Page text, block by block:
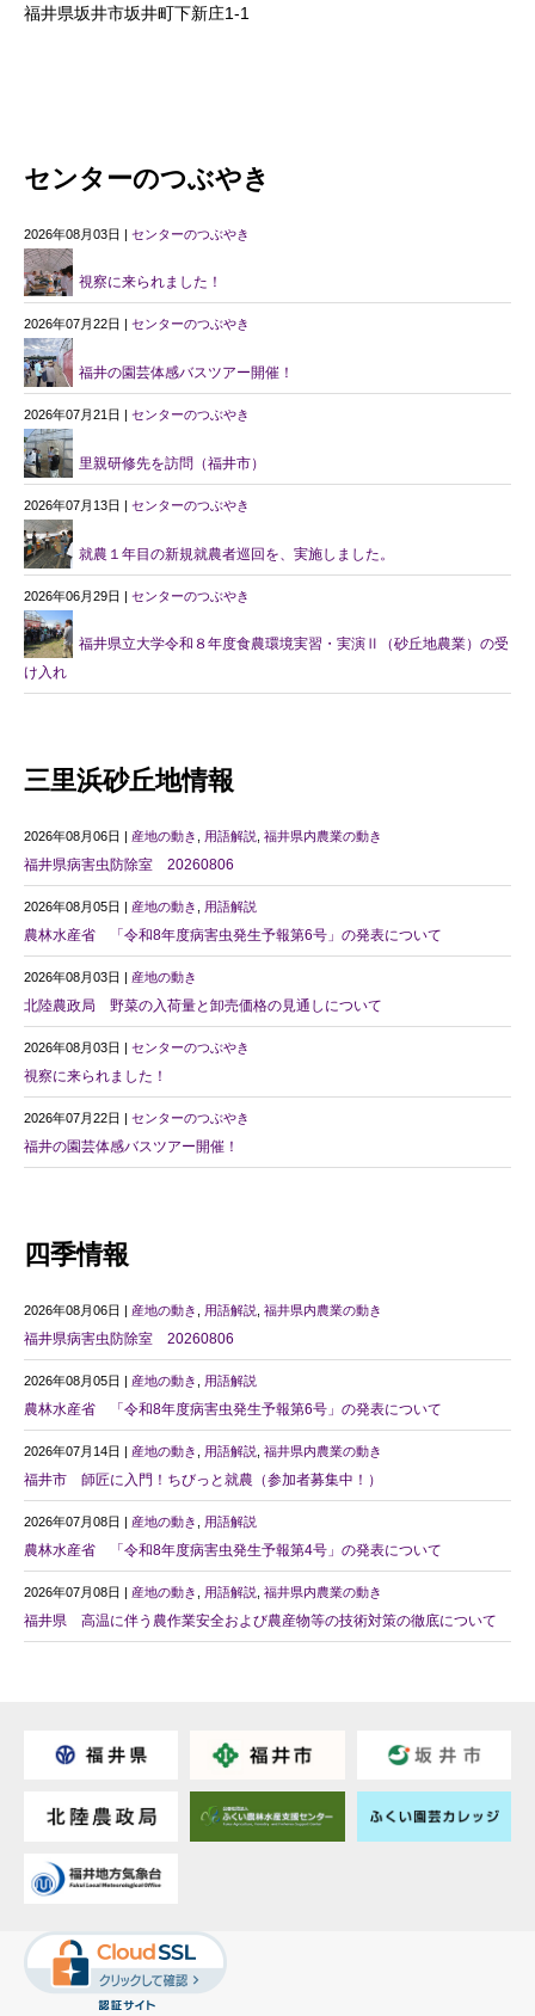
福井県坂井市坂井町下新庄1-1
センターのつぶやき
2026年08月03日 | センターのつぶやき
視察に来られました！
2026年07月22日 | センターのつぶやき
福井の園芸体感バスツアー開催！
2026年07月21日 | センターのつぶやき
里親研修先を訪問（福井市）
2026年07月13日 | センターのつぶやき
就農１年目の新規就農者巡回を、実施しました。
2026年06月29日 | センターのつぶやき
福井県立大学令和８年度食農環境実習・実演Ⅱ（砂丘地農業）の受
け入れ
三里浜砂丘地情報
2026年08月06日 | 産地の動き , 用語解説, 福井県内農業の動き
福井県病害虫防除室 20260806
2026年08月05日 | 産地の動き , 用語解説
農林水産省 「令和8年度病害虫発生予報第6号」の発表について
2026年08月03日 | 産地の動き
北陸農政局 野菜の入荷量と卸売価格の見通しについて
2026年08月03日 | センターのつぶやき
視察に来られました！
2026年07月22日 | センターのつぶやき
福井の園芸体感バスツアー開催！
四季情報
2026年08月06日 | 産地の動き , 用語解説, 福井県内農業の動き
福井県病害虫防除室 20260806
2026年08月05日 | 産地の動き , 用語解説
農林水産省 「令和8年度病害虫発生予報第6号」の発表について
2026年07月14日 | 産地の動き , 用語解説, 福井県内農業の動き
福井市 師匠に入門！ちびっと就農（参加者募集中！）
2026年07月08日 | 産地の動き , 用語解説
農林水産省 「令和8年度病害虫発生予報第4号」の発表について
2026年07月08日 | 産地の動き , 用語解説, 福井県内農業の動き
福井県 高温に伴う農作業安全および農産物等の技術対策の徹底について